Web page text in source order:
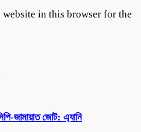
website in this browser for the
জামায়াত জোট: এ্যানি